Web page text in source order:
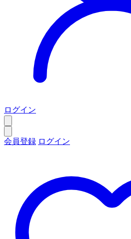
ログイン
会員登録 ログイン